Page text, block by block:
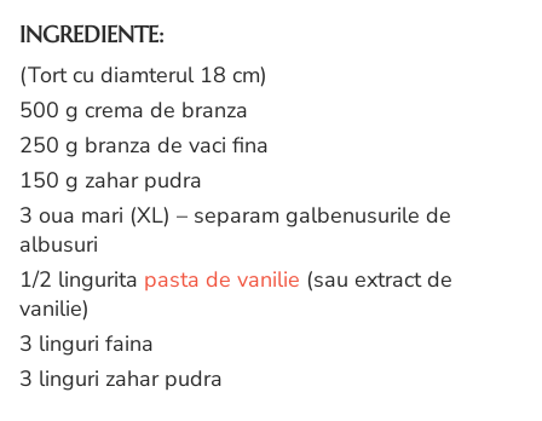
INGREDIENTE:
(Tort cu diamterul 18 cm)
500 g crema de branza
250 g branza de vaci fina
150 g zahar pudra
3 oua mari (XL) – separam galbenusurile de
albusuri
1/2 lingurita pasta de vanilie (sau extract de
vanilie)
3 linguri faina
3 linguri zahar pudra